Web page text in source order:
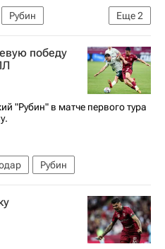
Еще2
Рубин
победу
"Рубин" в матче первого тура
Рубин